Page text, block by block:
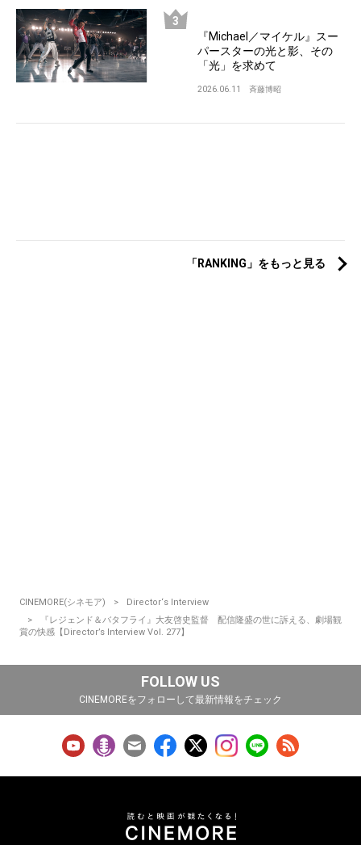
『Michael／マイケル』スー
パースターの光と影、その
「光」を求めて
2026.06.11 斉藤博昭
「RANKING」をもっと見る
CINEMORE(シネモア)
Director‘s Interview
『レジェンド＆バタフライ』大友啓史監督 配信隆盛の世に訴える、劇場観
賞の快感【Director’s Interview Vol. 277】
FOLLOW US
CINEMOREをフォローして最新情報をチェック